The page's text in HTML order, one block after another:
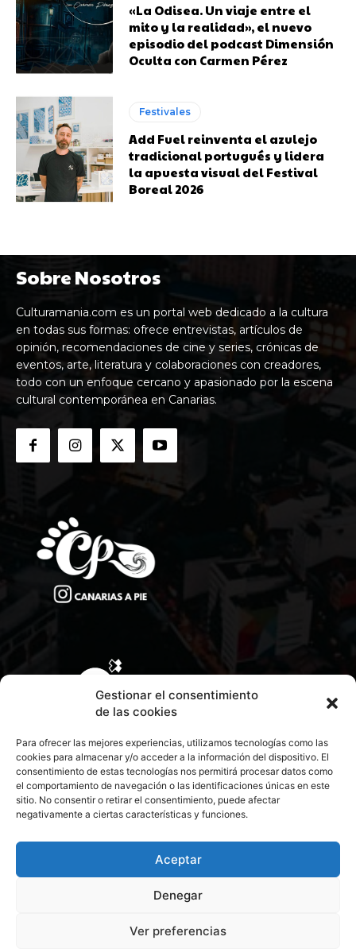
Gestionar el consentimiento
de las cookies
Para ofrecer las mejores experiencias, utilizamos tecnologías como las
cookies para almacenar y/o acceder a la información del dispositivo. El
consentimiento de estas tecnologías nos permitirá procesar datos como
el comportamiento de navegación o las identificaciones únicas en este
sitio. No consentir o retirar el consentimiento, puede afectar
negativamente a ciertas características y funciones.
Aceptar
Denegar
Ver preferencias
«La Odisea. Un viaje entre el
mito y la realidad», el nuevo
episodio del podcast Dimensión
Oculta con Carmen Pérez
Festivales
Add Fuel reinventa el azulejo
tradicional portugués y lidera
la apuesta visual del Festival
Boreal 2026
Sobre Nosotros
Culturamania.com es un portal web dedicado a la cultura
en todas sus formas: ofrece entrevistas, artículos de
opinión, recomendaciones de cine y series, crónicas de
eventos, arte, literatura y colaboraciones con creadores,
todo con un enfoque cercano y apasionado por la escena
cultural contemporánea en Canarias.
CONTACTA CON NOSOTROS